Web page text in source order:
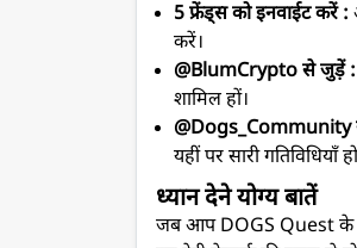
5 फ्रेंड्स को इनवाईट करें :
करें।
@BlumCrypto से जुड़ें :
शामिल हों।
@Dogs_Community
यहीं पर सारी गतिविधियाँ
ध्यान देने योग्य बातें
जब आप DOGS Quest के